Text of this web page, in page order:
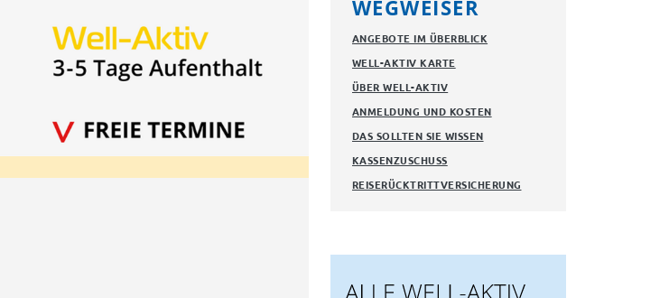
WEGWEISER
ANGEBOTE IM ÜBERBLICK
WELL-AKTIV KARTE
ÜBER WELL-AKTIV
ANMELDUNG UND KOSTEN
DAS SOLLTEN SIE WISSEN
KASSENZUSCHUSS
REISERÜCKTRITTVERSICHERUNG